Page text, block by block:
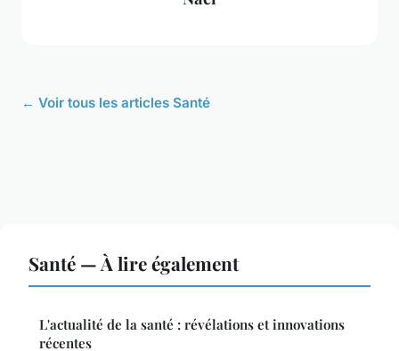
← Voir tous les articles Santé
Santé — À lire également
L'actualité de la santé : révélations et innovations
récentes